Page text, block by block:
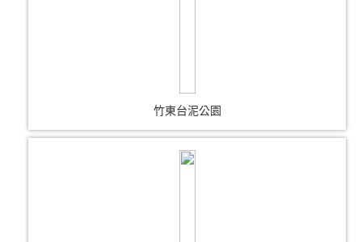
竹東台泥公園